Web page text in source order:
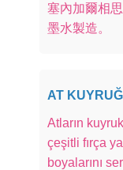
塞內加爾相
墨水製造。
AT
Atların
çeşitli fırça
boyalarını